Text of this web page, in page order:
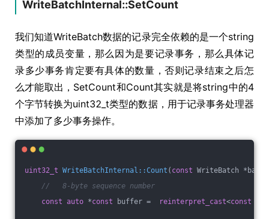
WriteBatchInternal::SetCount
我们知道WriteBatch数据的记录完全依赖的是一个string
类型的成员变量，那么因为是要记录事务，那么具体记
录多少事务肯定要有具体的数量，否则记录结束之后怎
么才能取出，SetCount和Count其实就是将string中的4
个字节转换为uint32_t类型的数据，用于记录事务处理器
中添加了多少事务操作。
uint32_t WriteBatchInternal::Count ( const WriteBatch
//   8-byte sequence number
const
auto *const buffer = reinterpret_cast<const